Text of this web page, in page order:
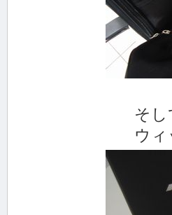
そしてこの
ウィッシ